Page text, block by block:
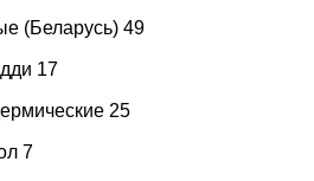
(Беларусь) 49
17
25
7